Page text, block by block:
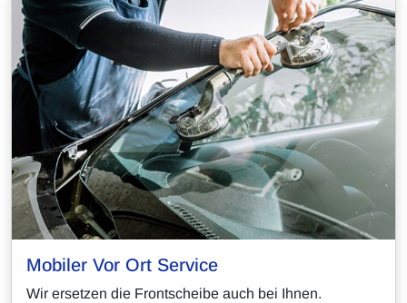
Mobiler Vor Ort Service
Wir ersetzen die Frontscheibe auch bei Ihnen.